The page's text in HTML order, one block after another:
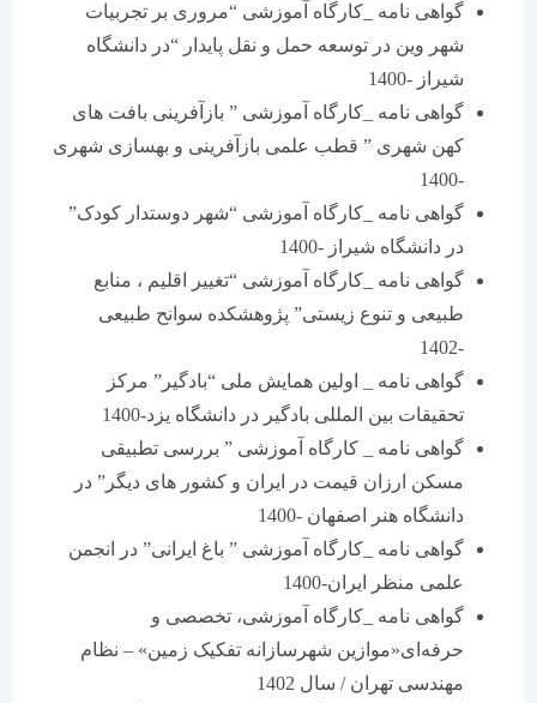
گواهی نامه _کارگاه آموزشی “مروری بر تجربیات
شهر وین در توسعه حمل و نقل پایدار “در دانشگاه
شیراز -1400
گواهی نامه _کارگاه آموزشی ” بازآفرینی بافت های
کهن شهری ” قطب علمی بازآفرینی و بهسازی شهری
گواهی نامه _کارگاه آموزشی “شهر دوستدار کودک”
در دانشگاه شیراز -1400
گواهی نامه _کارگاه آموزشی “تغییر اقلیم ، منابع
طبیعی و تنوع زیستی” پژوهشکده سوانح طبیعی
گواهی نامه _ اولین همایش ملی “بادگیر” مرکز
تحقیقات بین المللی بادگیر در دانشگاه یزد-1400
گواهی نامه _ کارگاه آموزشی ” بررسی تطبیقی
مسکن ارزان قیمت در ایران و کشور های دیگر” در
دانشگاه هنر اصفهان -1400
گواهی نامه _کارگاه آموزشی ” باغ ایرانی” در انجمن
علمی منظر ایران-1400
گواهی نامه _کارگاه آموزشی، تخصصی و
حرفه‌ای«موازین شهرسازانه تفکیک زمین» – نظام
مهندسی تهران / سال 1402